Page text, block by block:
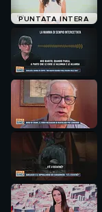
PUNTATA INTERA